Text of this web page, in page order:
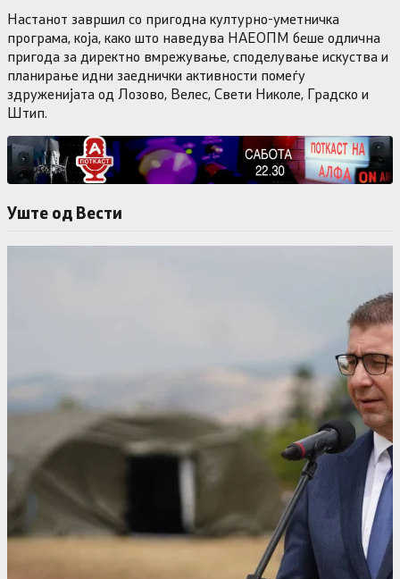
Настанот завршил со пригодна културно-уметничка
програма, која, како што наведува НАЕОПМ беше одлична
пригода за директно вмрежување, споделување искуства и
планирање идни заеднички активности помеѓу
здруженијата од Лозово, Велес, Свети Николе, Градско и
Штип.
Уште од Вести